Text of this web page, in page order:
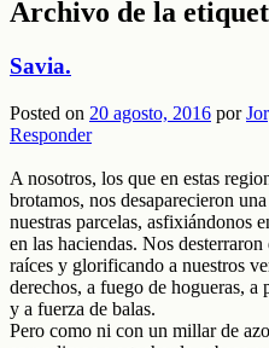
Archivo de la
Savia.
Posted on 20 agosto, 2016 por
Responder
A nosotros, los que en estas
brotamos, nos desaparecieron
nuestras parcelas, asfixiándonos
en las haciendas. Nos
raíces y glorificando a nuestros
derechos, a fuego de hogueras, a
y a fuerza de balas.
Pero como ni con un millar de